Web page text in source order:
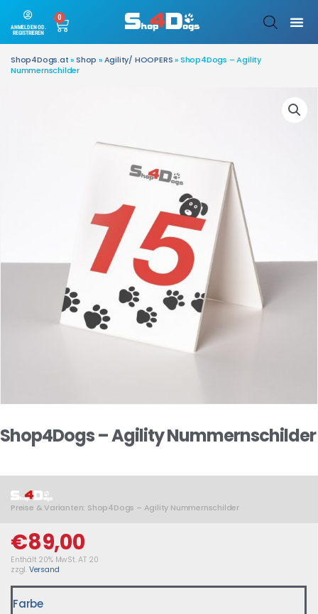
ANMELDEN OD.
REGISTRIEREN
0
Shop4Dogs.at»Shop »Agility/ HOOPERS»Shop4Dogs – Agility
Nummernschilder
Shop4Dogs – Agility Nummernschilder
Preise & Varianten: Shop4Dogs – Agility Nummernschilder
€89,00
Enthält 20% MwSt. AT 20
zzgl. Versand
Farbe